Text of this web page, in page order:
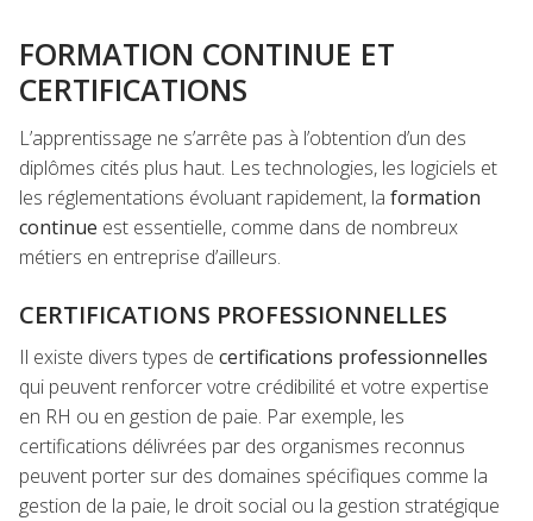
FORMATION CONTINUE ET
CERTIFICATIONS
L’apprentissage ne s’arrête pas à l’obtention d’un des
diplômes cités plus haut. Les technologies, les logiciels et
les réglementations évoluant rapidement, la formation
continue est essentielle, comme dans de nombreux
métiers en entreprise d’ailleurs.
CERTIFICATIONS PROFESSIONNELLES
Il existe divers types de certifications professionnelles
qui peuvent renforcer votre crédibilité et votre expertise
en RH ou en gestion de paie. Par exemple, les
certifications délivrées par des organismes reconnus
peuvent porter sur des domaines spécifiques comme la
gestion de la paie, le droit social ou la gestion stratégique